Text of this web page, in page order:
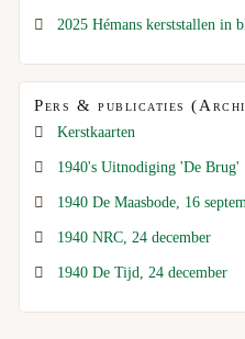
2025 Hémans kerststallen in
Pers & publicaties
Kerstkaarten
1940's Uitnodiging 'De Brug'
1940 De Maasbode, 16
1940 NRC, 24 december
1940 De Tijd, 24 december